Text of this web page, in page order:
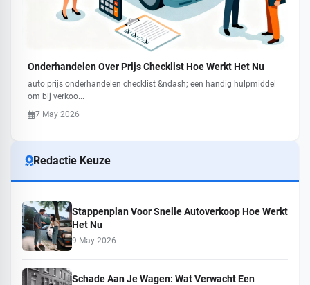
Onderhandelen Over Prijs Checklist Hoe Werkt Het Nu
auto prijs onderhandelen checklist &ndash; een handig hulpmiddel
om bij verkoo...
7 May 2026
Redactie Keuze
Stappenplan Voor Snelle Autoverkoop Hoe Werkt
Het Nu
9 May 2026
Schade Aan Je Wagen: Wat Verwacht Een